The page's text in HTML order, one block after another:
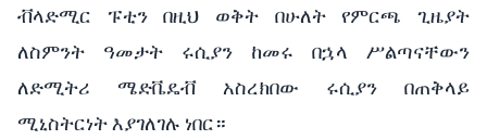
ቭላድሚር ፑቲን በዚህ ወቅት በሁለት የምርጫ ጊዜያት
ለስምንት ዓመታት ሩሲያን ከመሩ በኋላ ሥልጣናቸውን
ለድሚትሪ ሜድቬዴቭ አስረክበው ሩሲያን በጠቅላይ
ሚኒስትርነት እያገለገሉ ነበር።